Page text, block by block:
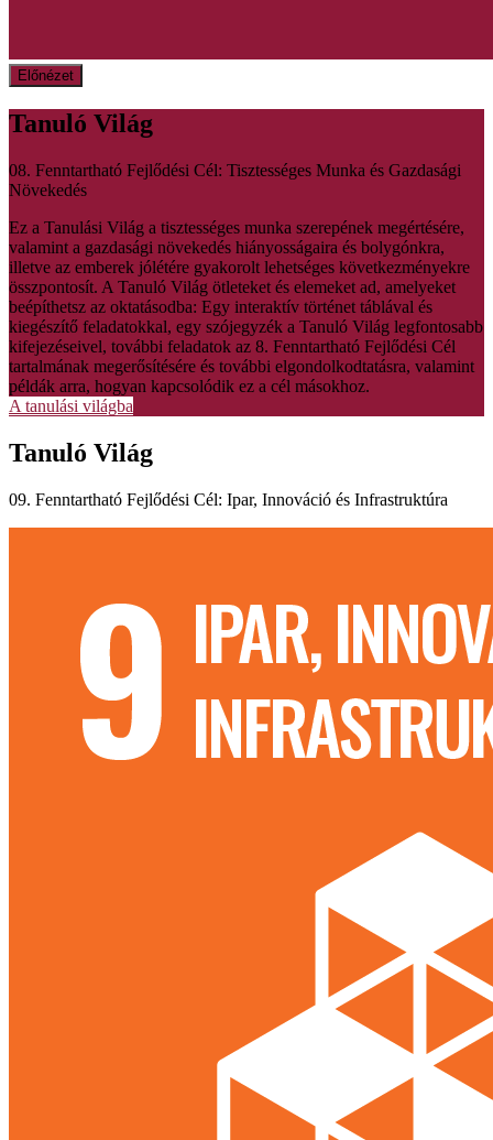
Előnézet
Tanuló Világ
08. Fenntartható Fejlődési Cél: Tisztességes Munka és Gazdasági
Növekedés
Ez a Tanulási Világ a tisztességes munka szerepének megértésére,
valamint a gazdasági növekedés hiányosságaira és bolygónkra,
illetve az emberek jólétére gyakorolt lehetséges következményekre
összpontosít. A Tanuló Világ ötleteket és elemeket ad, amelyeket
beépíthetsz az oktatásodba: Egy interaktív történet táblával és
kiegészítő feladatokkal, egy szójegyzék a Tanuló Világ legfontosabb
kifejezéseivel, további feladatok az 8. Fenntartható Fejlődési Cél
tartalmának megerősítésére és további elgondolkodtatásra, valamint
példák arra, hogyan kapcsolódik ez a cél másokhoz.
A tanulási világba
Tanuló Világ
09. Fenntartható Fejlődési Cél: Ipar, Innováció és Infrastruktúra